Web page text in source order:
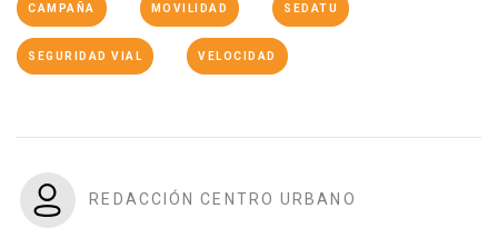
CAMPAÑA MOVILIDAD SEDATU
SEGURIDAD VIAL VELOCIDAD
REDACCIÓN CENTRO URBANO